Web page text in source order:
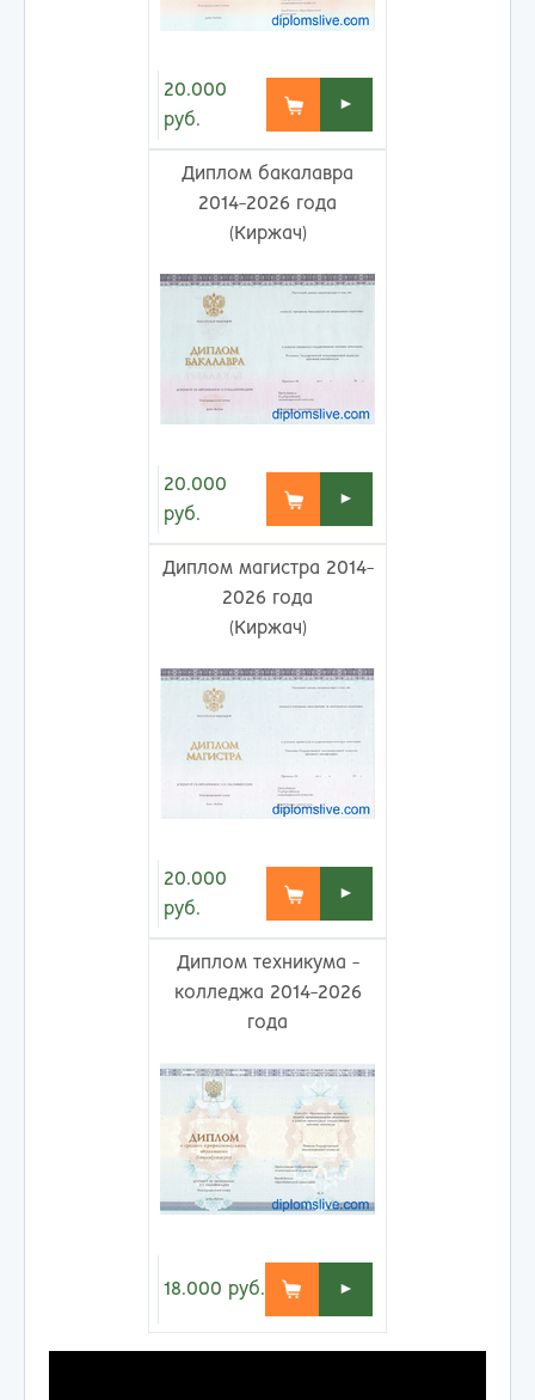
20.000
руб.
►
Диплом бакалавра
2014-2026 года
(Киржач)
20.000
руб.
►
Диплом магистра 2014-
2026 года
(Киржач)
20.000
руб.
►
Диплом техникума -
колледжа 2014-2026
года
18.000 руб. ►